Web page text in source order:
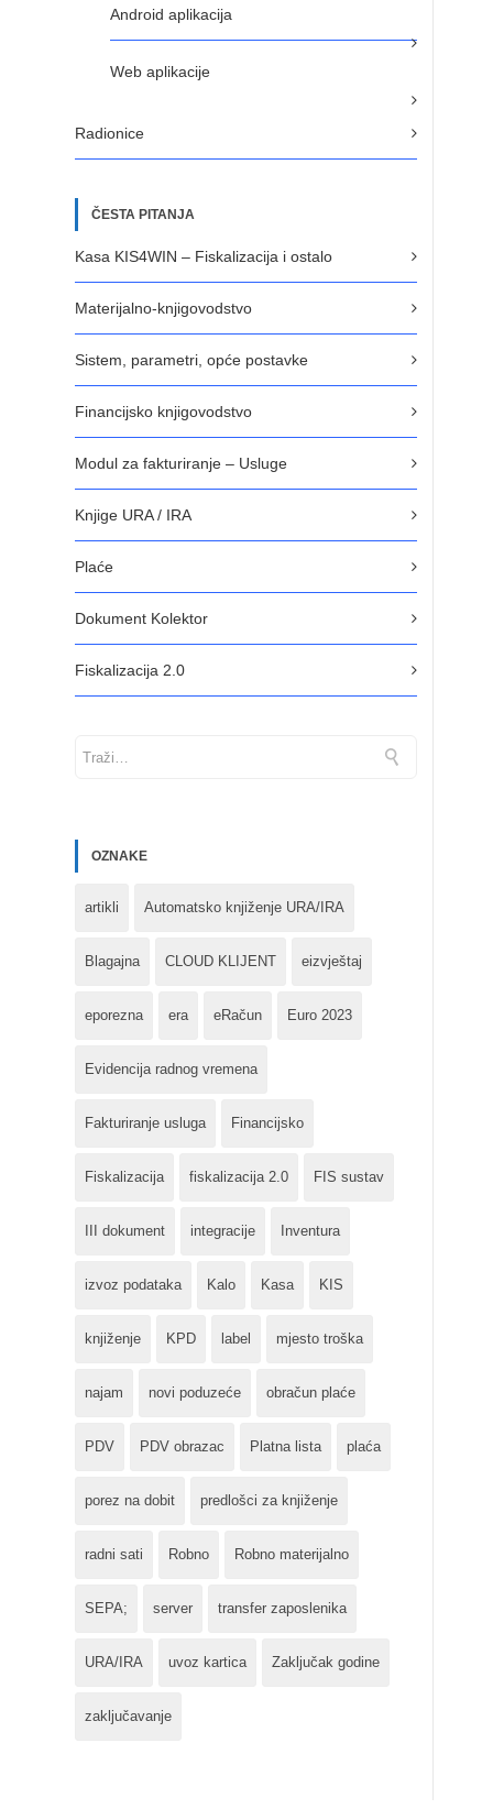
Android aplikacija
Web aplikacije
Radionice
ČESTA PITANJA
Kasa KIS4WIN – Fiskalizacija i ostalo
Materijalno-knjigovodstvo
Sistem, parametri, opće postavke
Financijsko knjigovodstvo
Modul za fakturiranje – Usluge
Knjige URA / IRA
Plaće
Dokument Kolektor
Fiskalizacija 2.0
OZNAKE
artikli Automatsko knjiženje URA/IRA
Blagajna CLOUD KLIJENT eizvještaj
eporezna era eRačun Euro 2023
Evidencija radnog vremena
Fakturiranje usluga Financijsko
Fiskalizacija fiskalizacija 2.0 FIS sustav
III dokument integracije Inventura
izvoz podataka Kalo Kasa KIS
knjiženje KPD label mjesto troška
najam novi poduzeće obračun plaće
PDV PDV obrazac Platna lista plaća
porez na dobit predlošci za knjiženje
radni sati Robno Robno materijalno
SEPA; server transfer zaposlenika
URA/IRA uvoz kartica Zaključak godine
zaključavanje